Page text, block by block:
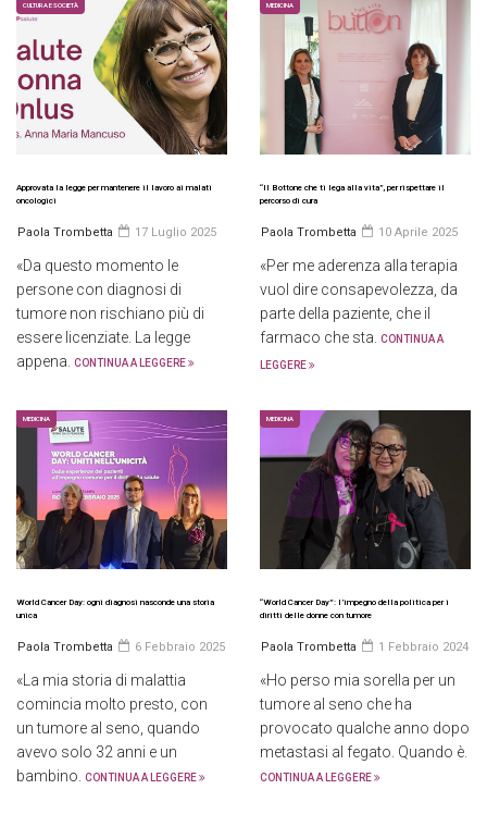
CULTURA E SOCIETÀ
Approvata la legge per mantenere il lavoro ai malati
oncologici
Paola Trombetta 17 Luglio 2025
«Da questo momento le
persone con diagnosi di
tumore non rischiano più di
essere licenziate. La legge
appena. CONTINUA A LEGGERE
MEDICINA
“Il Bottone che ti lega alla vita”, per rispettare il
percorso di cura
Paola Trombetta 10 Aprile 2025
«Per me aderenza alla terapia
vuol dire consapevolezza, da
parte della paziente, che il
farmaco che sta. CONTINUA A
LEGGERE
MEDICINA
World Cancer Day: ogni diagnosi nasconde una storia
unica
Paola Trombetta 6 Febbraio 2025
«La mia storia di malattia
comincia molto presto, con
un tumore al seno, quando
avevo solo 32 anni e un
bambino.
CONTINUA A LEGGERE
MEDICINA
“World Cancer Day”: l’impegno della politica per i
diritti delle donne con tumore
Paola Trombetta 1 Febbraio 2024
«Ho perso mia sorella per un
tumore al seno che ha
provocato qualche anno dopo
metastasi al fegato. Quando è.
CONTINUA A LEGGERE